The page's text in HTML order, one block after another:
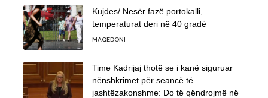
Kujdes/ Nesër fazë portokalli,
temperaturat deri në 40 gradë
MAQEDONI
Time Kadrijaj thotë se i kanë siguruar
nënshkrimet për seancë të
jashtëzakonshme: Do të qëndrojmë në